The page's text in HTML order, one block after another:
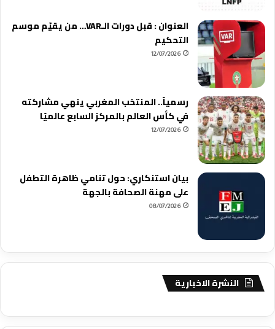
العنوان : قبل دورات الـVAR… من يقيّم موسم
التحكيم
12/07/2026
رسمياً.. المنتخب المغربي ينهي مشاركته
في كأس العالم بالمركز السابع عالميًا
12/07/2026
بيان استنكاري: حول تنامي ظاهرة التطفل
على مهنة الصحافة بالجهة
08/07/2026
النشرة الاخبارية